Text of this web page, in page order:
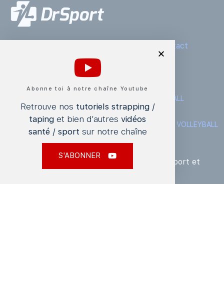
Contact
Top blessures par sport
FOOTBALL
HANDBALL
NATATION RUGBY
RUNNING
SKI, SPORTS D’HIVER, SNOWBOARD
TENNIS VOLLEYBALL
S'inscrire à la Newsletter
Pour ne rien manquer des actualités de DrSport et
Abonne toi à notre chaîne Youtube
Retrouve nos tutoriels strapping /
taping et bien d’autres vidéos
santé / sport sur notre chaîne
S'ABONNER